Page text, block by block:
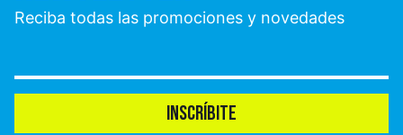
Reciba todas las promociones y novedades
INSCRÍBITE